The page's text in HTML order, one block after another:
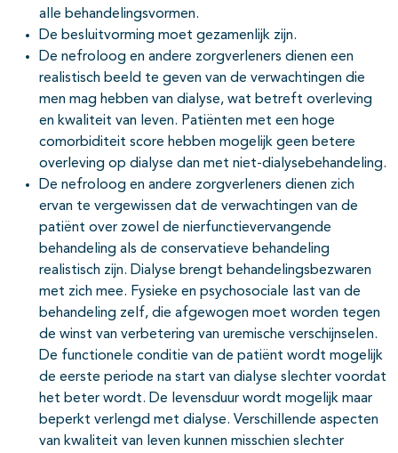
alle behandelingsvormen.
De besluitvorming moet gezamenlijk zijn.
De nefroloog en andere zorgverleners dienen een
realistisch beeld te geven van de verwachtingen die
men mag hebben van dialyse, wat betreft overleving
en kwaliteit van leven. Patiënten met een hoge
comorbiditeit score hebben mogelijk geen betere
overleving op dialyse dan met niet-dialysebehandeling.
De nefroloog en andere zorgverleners dienen zich
ervan te vergewissen dat de verwachtingen van de
patiënt over zowel de nierfunctievervangende
behandeling als de conservatieve behandeling
realistisch zijn. Dialyse brengt behandelingsbezwaren
met zich mee. Fysieke en psychosociale last van de
behandeling zelf, die afgewogen moet worden tegen
de winst van verbetering van uremische verschijnselen.
De functionele conditie van de patiënt wordt mogelijk
de eerste periode na start van dialyse slechter voordat
het beter wordt. De levensduur wordt mogelijk maar
beperkt verlengd met dialyse. Verschillende aspecten
van kwaliteit van leven kunnen misschien slechter